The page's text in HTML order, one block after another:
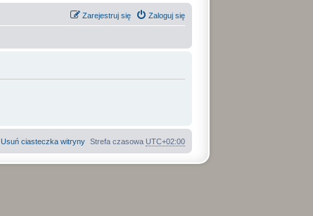
Zaloguj się
Zarejestruj się
Strefa czasowa UTC+02:00
Usuń ciasteczka witryny